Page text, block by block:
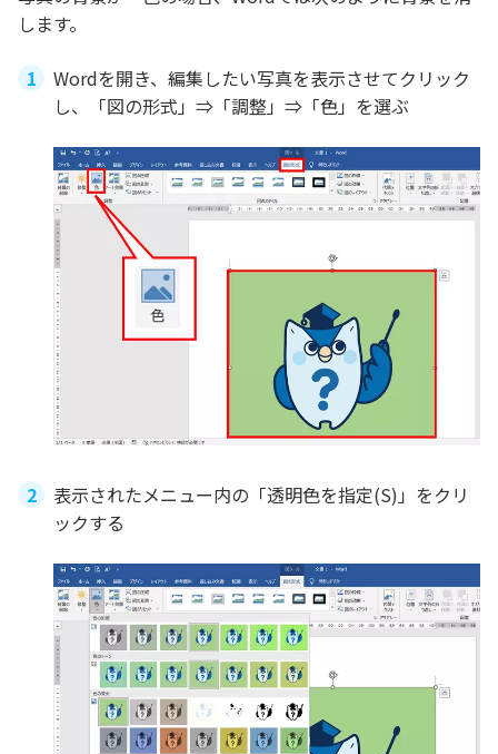
します。
Wordを開き、編集したい写真を表示させてクリック
し、「図の形式」⇒「調整」⇒「色」を選ぶ
表示されたメニュー内の「透明色を指定(S)」をクリ
ックする